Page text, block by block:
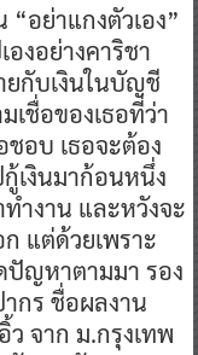
อย่าแกงตัวเอง”
งอย่างคาริชา
ยกับเงินในบัญชี
ชื่อของเธอที่ว่า
อบ เธอจะต้อง
เงินมาก้อนหนึ่ง
างาน และหวังจะ
แต่ด้วยเพราะ
ปัญหาตามมา​ ​รอง
กร ชื่อผลงาน
จาก ม.กรุงเทพ